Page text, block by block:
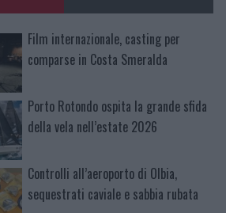
Film internazionale, casting per
comparse in Costa Smeralda
Porto Rotondo ospita la grande sfida
della vela nell’estate 2026
Controlli all’aeroporto di Olbia,
sequestrati caviale e sabbia rubata